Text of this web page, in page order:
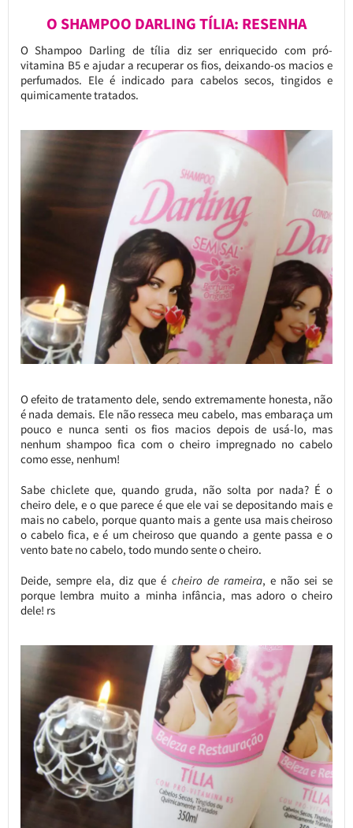
O SHAMPOO DARLING TÍLIA: RESENHA
O Shampoo Darling de tília diz ser enriquecido com pró-
vitamina B5 e ajudar a recuperar os fios, deixando-os macios e
perfumados. Ele é indicado para cabelos secos, tingidos e
quimicamente tratados.
O efeito de tratamento dele, sendo extremamente honesta, não
é nada demais. Ele não resseca meu cabelo, mas embaraça um
pouco e nunca senti os fios macios depois de usá-lo, mas
nenhum shampoo fica com o cheiro impregnado no cabelo
como esse, nenhum!
Sabe chiclete que, quando gruda, não solta por nada? É o
cheiro dele, e o que parece é que ele vai se depositando mais e
mais no cabelo, porque quanto mais a gente usa mais cheiroso
o cabelo fica, e é um cheiroso que quando a gente passa e o
vento bate no cabelo, todo mundo sente o cheiro.
Deide, sempre ela, diz que é cheiro de rameira, e não sei se
porque lembra muito a minha infância, mas adoro o cheiro
dele! rs